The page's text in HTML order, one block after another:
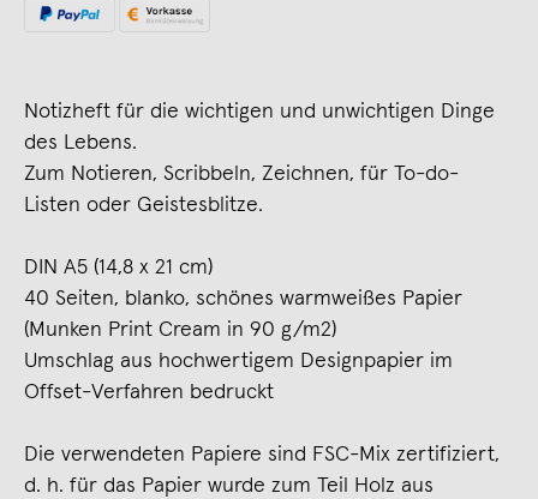
Notizheft für die wichtigen und unwichtigen Dinge
des Lebens.
Zum Notieren, Scribbeln, Zeichnen, für To-do-
Listen oder Geistesblitze.
DIN A5 (14,8 x 21 cm)
40 Seiten, blanko, schönes warmweißes Papier
(Munken Print Cream in 90 g/m2)
Umschlag aus hochwertigem Designpapier im
Offset-Verfahren bedruckt
Die verwendeten Papiere sind FSC-Mix zertifiziert,
d. h. für das Papier wurde zum Teil Holz aus